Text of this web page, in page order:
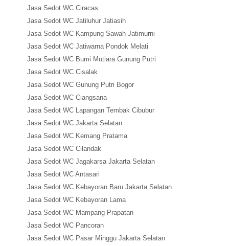
Jasa Sedot WC Ciracas
Jasa Sedot WC Jatiluhur Jatiasih
Jasa Sedot WC Kampung Sawah Jatimurni
Jasa Sedot WC Jatiwarna Pondok Melati
Jasa Sedot WC Bumi Mutiara Gunung Putri
Jasa Sedot WC Cisalak
Jasa Sedot WC Gunung Putri Bogor
Jasa Sedot WC Ciangsana
Jasa Sedot WC Lapangan Tembak Cibubur
Jasa Sedot WC Jakarta Selatan
Jasa Sedot WC Kemang Pratama
Jasa Sedot WC Cilandak
Jasa Sedot WC Jagakarsa Jakarta Selatan
Jasa Sedot WC Antasari
Jasa Sedot WC Kebayoran Baru Jakarta Selatan
Jasa Sedot WC Kebayoran Lama
Jasa Sedot WC Mampang Prapatan
Jasa Sedot WC Pancoran
Jasa Sedot WC Pasar Minggu Jakarta Selatan